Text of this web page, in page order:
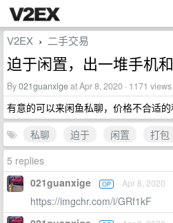
V2EX › 二手交易
迫于闲置，出一堆手机
By021guanxigeat Apr 8, 2020 · 1171 views
有意的可以来闲鱼私聊，价格不合适
私聊
迫于 闲置
打包
5 replies
021guanxige OP Apr 8, 2020
https://imgchr.com/i/GRf1kF